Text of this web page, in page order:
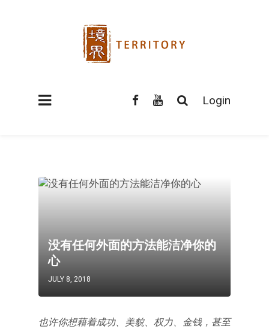
Login
没有任何外面的方法能洁净你的
心
JULY 8, 2018
也许你想藉着成功、美貌、权力、金钱，甚至